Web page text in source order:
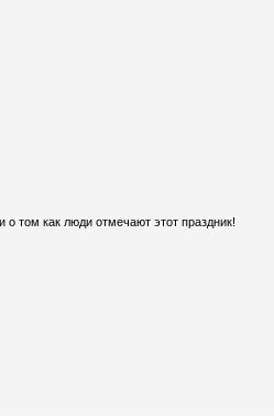
том как люди отмечают этот праздник!